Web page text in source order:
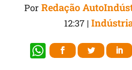
Por Redação
12:37|
W